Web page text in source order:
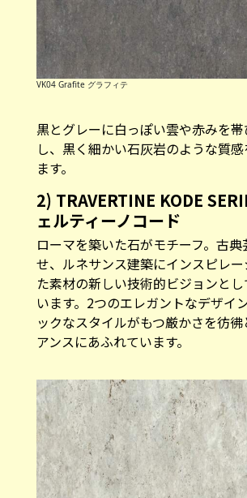
VK04 Grafite グラフィテ
黒とグレーに白っぽい雲や赤みを
し、黒く細かい石灰岩のような質
ます。
2) TRAVERTINE KODE
ェルティーノコード
ローマを築いた石がモチーフ。古
せ、ルネサンス建築にインスピレ
た素材の新しい技術的ビジョンと
います。2つのエレガントなデザイ
ックなスタイルがもつ厳かさを彷
アンスにあふれています。